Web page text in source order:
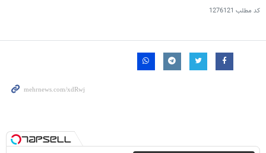
کد مطلب 1276121